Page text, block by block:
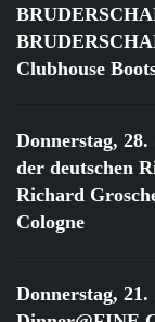
Clubhouse
Donnerstag, 28.
der deutschen
Richard
Cologne
Donnerstag, 21.